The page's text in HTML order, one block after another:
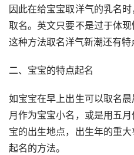
因此在给宝宝取洋气的乳名
取名。英文只要不是过于体现
这种方法取名洋气新潮还有特
二、宝宝的特点起名
如宝宝在早上出生可以取名
月作为宝宝小名，或是用五
宝的出生地点，出生年的重
起名的方法。